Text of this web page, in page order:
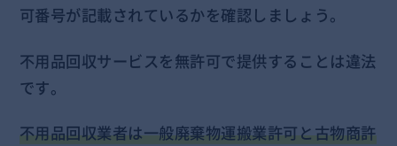
可番号が記載されているかを確認しましょう。
不用品回収サービスを無許可で提供することは違法
です。
不用品回収業者は一般廃棄物運搬業許可と古物商許